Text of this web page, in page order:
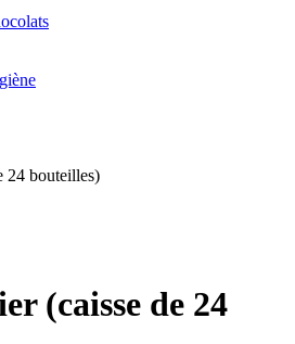
24 bouteilles)
(caisse de 24